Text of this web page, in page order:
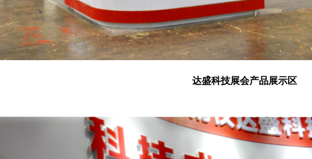
达盛科技展会产品展示区